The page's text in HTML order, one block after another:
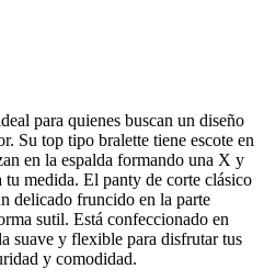
para quienes buscan un diseño
Su top tipo bralette tiene escote en
en la espalda formando una X y
tu medida. El panty de corte clásico
delicado fruncido en la parte
sutil. Está confeccionado en
suave y flexible para disfrutar tus
y comodidad.